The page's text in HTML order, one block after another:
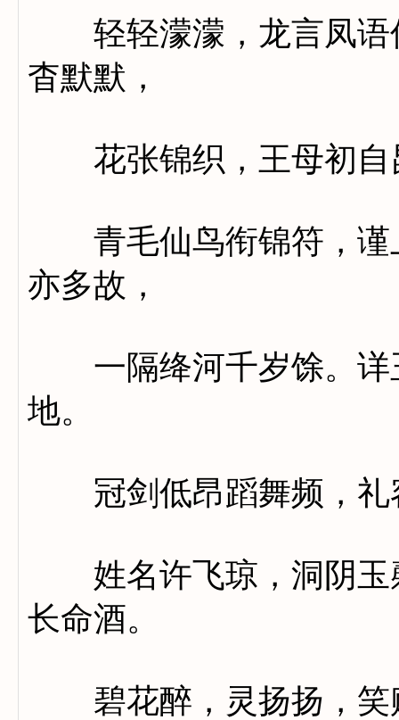
轻轻濛濛，龙言凤语
杳默默，
花张锦织，王母初自
青毛仙鸟衔锦符，谨
亦多故，
一隔绛河千岁馀。详
地。
冠剑低昂蹈舞频，礼
姓名许飞琼，洞阴玉
长命酒。
碧花醉，灵扬扬，笑